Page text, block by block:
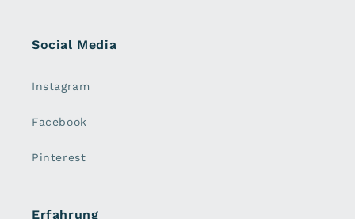
Social Media
Instagram
Facebook
Pinterest
Erfahrung